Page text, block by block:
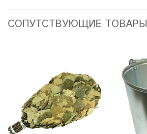
CОПУТСТВУЮЩИЕ ТОВАРЫ